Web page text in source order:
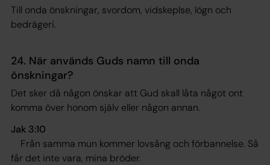
Till onda önskningar, svordom, vidskeplse, lögn och
bedrägeri.
24. När används Guds namn till onda
önskningar?
Det sker då någon önskar att Gud skall låta något ont
komma över honom själv eller någon annan.
Jak 3:10
Från samma mun kommer lovsång och förbannelse. Så
får det inte vara, mina bröder.